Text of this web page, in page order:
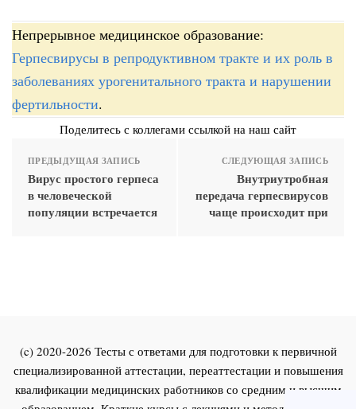
Непрерывное медицинское образование:
Герпесвирусы в репродуктивном тракте и их роль в
заболеваниях урогенитального тракта и нарушении
фертильности.
Поделитесь с коллегами ссылкой на наш сайт
ПРЕДЫДУЩАЯ ЗАПИСЬ
Вирус простого герпеса
в человеческой
популяции встречается
СЛЕДУЮЩАЯ ЗАПИСЬ
Внутриутробная
передача герпесвирусов
чаще происходит при
(c) 2020-2026 Тесты с ответами для подготовки к первичной
специализированной аттестации, переаттестации и повышения
квалификации медицинских работников со средним и высшим